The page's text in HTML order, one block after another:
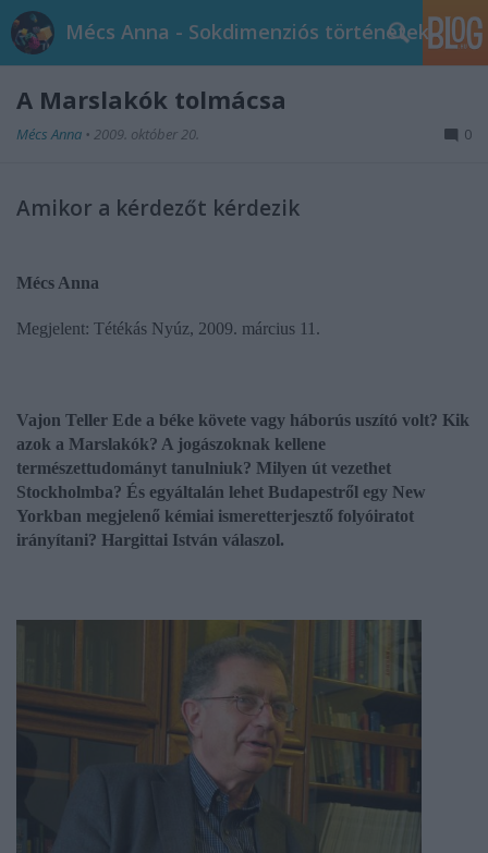
Mécs Anna - Sokdimenziós történetek
A Marslakók tolmácsa
Mécs Anna • 2009. október 20. 0
Amikor a kérdezőt kérdezik
Mécs Anna
Megjelent: Tétékás Nyúz, 2009. március 11.
Vajon Teller Ede a béke követe vagy háborús uszító volt? Kik
azok a Marslakók? A jogászoknak kellene
természettudományt tanulniuk? Milyen út vezethet
Stockholmba? És egyáltalán lehet Budapestről egy New
Yorkban megjelenő kémiai ismeretterjesztő folyóiratot
irányítani? Hargittai István válaszol.